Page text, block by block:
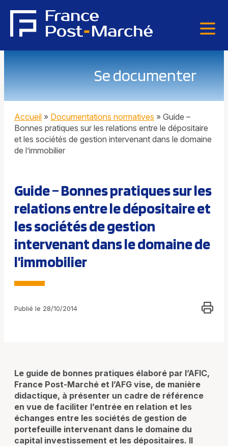
Se documenter
Accueil » Documentations normatives » Guide –
Bonnes pratiques sur les relations entre le dépositaire
et les sociétés de gestion intervenant dans le domaine
de l’immobilier
Guide – Bonnes pratiques sur les
relations entre le dépositaire et
les sociétés de gestion
intervenant dans le domaine de
l’immobilier
Publié le 28/10/2014
Le guide de bonnes pratiques élaboré par l’AFIC,
France Post-Marché et l’AFG vise, de manière
didactique, à présenter un cadre de référence
en vue de faciliter l’entrée en relation et les
échanges entre les sociétés de gestion de
portefeuille intervenant dans le domaine du
capital investissement et les dépositaires. Il